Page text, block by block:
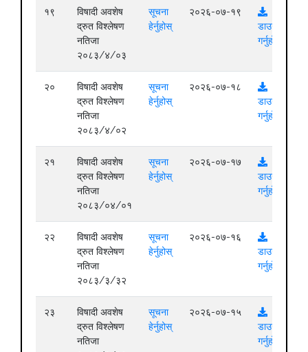
१९
विषादी अवशेष
द्रुत विश्लेषण
नतिजा
२०८३/४/०३
सूचना
हेर्नुहोस्
२०२६-०७-१९
डाउनलोड
गर्नुहोस्
२०
विषादी अवशेष
द्रुत विश्लेषण
नतिजा
२०८३/४/०२
सूचना
हेर्नुहोस्
२०२६-०७-१८
डाउनलोड
गर्नुहोस्
२१
विषादी अवशेष
द्रुत विश्लेषण
नतिजा
२०८३/०४/०१
सूचना
हेर्नुहोस्
२०२६-०७-१७
डाउनलोड
गर्नुहोस्
२२
विषादी अवशेष
द्रुत विश्लेषण
नतिजा
२०८३/३/३२
सूचना
हेर्नुहोस्
२०२६-०७-१६
डाउनलोड
गर्नुहोस्
२३
विषादी अवशेष
द्रुत विश्लेषण
नतिजा
सूचना
हेर्नुहोस्
२०२६-०७-१५
डाउनलोड
गर्नुहोस्